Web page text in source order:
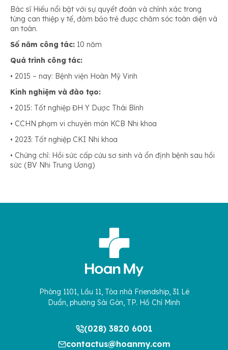
Bác sĩ Hiếu nổi bật với sự quyết đoán và chính xác trong
từng can thiệp y tế, đảm bảo trẻ được chăm sóc toàn diện và
an toàn.
Số năm công tác: 10 năm
Quá trình công tác:
• 2015 – nay: Bệnh viện Hoàn Mỹ Vinh
Kinh nghiệm và đào tạo:
• 2015: Tốt nghiệp ĐH Y Dược Thái Bình
• CCHN phạm vi chuyên môn KCB Nhi khoa
• 2023: Tốt nghiệp CKI Nhi khoa
• Chứng chỉ: Hồi sức cấp cứu sơ sinh và ổn định bệnh sau hồi
sức (BV Nhi Trung Ương)
Phòng 1101, Lầu 11, Tòa nhà Friendship, 31 Lê
Duẩn, phường Sài Gòn, TP. Hồ Chí Minh
(028) 3820 6001
contactus@hoanmy.com